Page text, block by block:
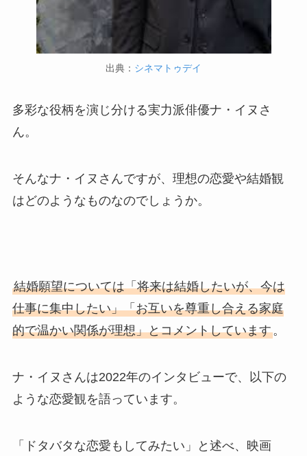
出典： シネマトゥデイ
多彩な役柄を演じ分ける実力派俳優ナ・イヌさ
ん。
そんなナ・イヌさんですが、理想の恋愛や結婚観
はどのようなものなのでしょうか。
結婚願望については「将来は結婚したいが、今は
仕事に集中したい」「お互いを尊重し合える家庭
的で温かい関係が理想」とコメントしています。
ナ・イヌさんは2022年のインタビューで、以下の
ような恋愛観を語っています。
「ドタバタな恋愛もしてみたい」と述べ、映画